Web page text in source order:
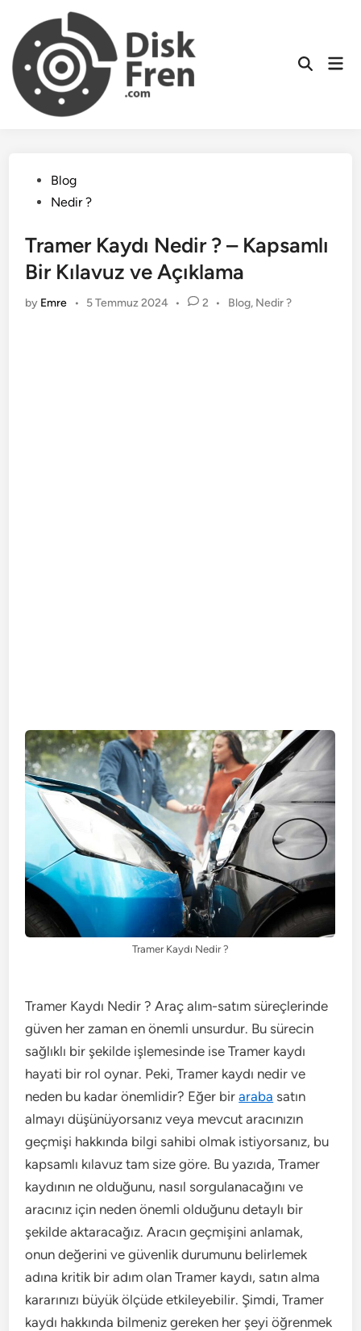
content
PostedBlog
Nedir ?
Tramer Kaydı Nedir ? – Kapsamlı
Bir Kılavuz ve Açıklama
by Emre • 5 Temmuz 2024 • 2 •
Posted
Blog, Nedir ?
Tramer Kaydı Nedir ?
Tramer Kaydı Nedir ? Araç alım-satım süreçlerinde
güven her zaman en önemli unsurdur. Bu sürecin
sağlıklı bir şekilde işlemesinde ise Tramer kaydı
hayati bir rol oynar. Peki, Tramer kaydı nedir ve
neden bu kadar önemlidir? Eğer biraraba satın
almayı düşünüyorsanız veya mevcut aracınızın
geçmişi hakkında bilgi sahibi olmak istiyorsanız, bu
kapsamlı kılavuz tam size göre. Bu yazıda, Tramer
kaydının ne olduğunu, nasıl sorgulanacağını ve
aracınız için neden önemli olduğunu detaylı bir
şekilde aktaracağız. Aracın geçmişini anlamak,
onun değerini ve güvenlik durumunu belirlemek
adına kritik bir adım olan Tramer kaydı, satın alma
kararınızı büyük ölçüde etkileyebilir. Şimdi, Tramer
kaydı hakkında bilmeniz gereken her şeyi öğrenmek